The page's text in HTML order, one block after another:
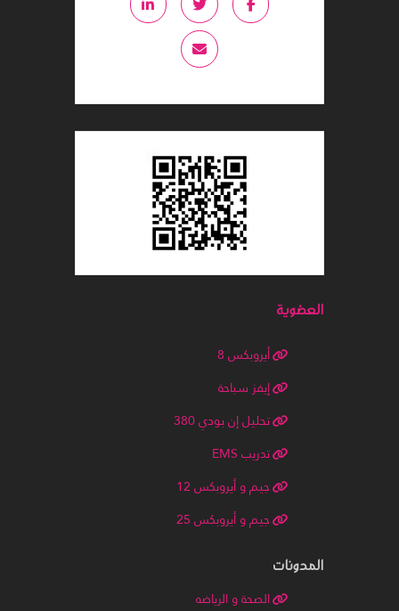
العضوية
أيروبكس 8
إيفز سباحة
تحليل إن بودي 380
تدريب EMS
جيم و أيروبكس 12
جيم و أيروبكس 25
المدونات
الصحة و الرياضه